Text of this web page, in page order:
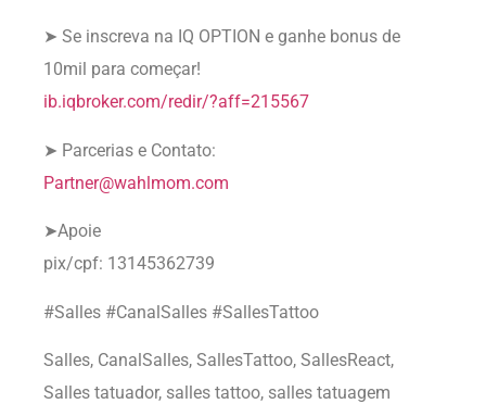
➤ Se inscreva na IQ OPTION e ganhe bonus de
10mil para começar!
ib.iqbroker.com/redir/?aff=215567
➤ Parcerias e Contato:
Partner@wahlmom.com
➤Apoie
pix/cpf: 13145362739
#Salles #CanalSalles #SallesTattoo
Salles, CanalSalles, SallesTattoo, SallesReact,
Salles tatuador, salles tattoo, salles tatuagem